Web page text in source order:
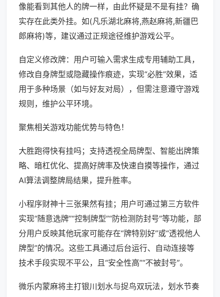
像能看到其他人的牌一样，由此怀疑是不是有挂？确
实存在此类外挂。如(凡乐湖北麻将,燕赵麻将,新疆巴
郎麻将)等，建议通过正规途径维护游戏公平。
自定义修改牌：用户可输入需求生成专用辅助工具，
修改自身牌型或隐藏操作痕迹，实现“必胜”效果，适
用于多种场景（如与好友对局），但需注意遵守游戏
规则，维护公平环境。
聚焦相关游戏功能优势与特色！
大胜跑得快有挂吗；支持透视全局牌型、智能出牌策
略、暗杠优化、提高好牌率及快速自摸等操作，通过
AI算法调整牌局结果，提升胜率。
小程序财神十三张果然有挂；用户可通过第三方软件
实现“随意选牌”“控制牌型”“防检测防封号”等功能，部
分用户反映其他玩家可能存在“牌特别好”或“透视他人
牌型”的情况。这些工具通过后台运行、自动连接等
技术手段实现不平公，且“安全性高”“不被封号”。
微乐内蒙麻将主打银川划水与捉鸟双玩法，划水节奏